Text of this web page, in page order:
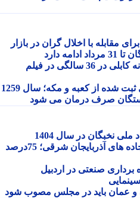
با اخلال گران در بازار
عکس| سفر زمان؛ چهره فرزانه کابلی در 36 سالگی در فیلم
از کعبه و مکه؛ سال 1259
218 کشته و 2494 مجروح در جاده های آذربایجان شرقی؛ 75درصد
و عمان باید در مجلس مصوب شود